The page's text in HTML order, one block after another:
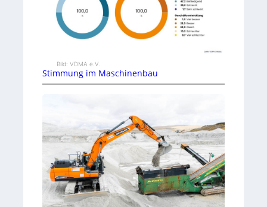
Bild: VDMA e.V.
Stimmung im Maschinenbau